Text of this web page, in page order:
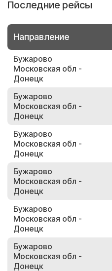
Последние рейсы
Направление
Бужарово
Московская обл -
Донецк
Бужарово
Московская обл -
Донецк
Бужарово
Московская обл -
Донецк
Бужарово
Московская обл -
Донецк
Бужарово
Московская обл -
Донецк
Бужарово
Московская обл -
Донецк